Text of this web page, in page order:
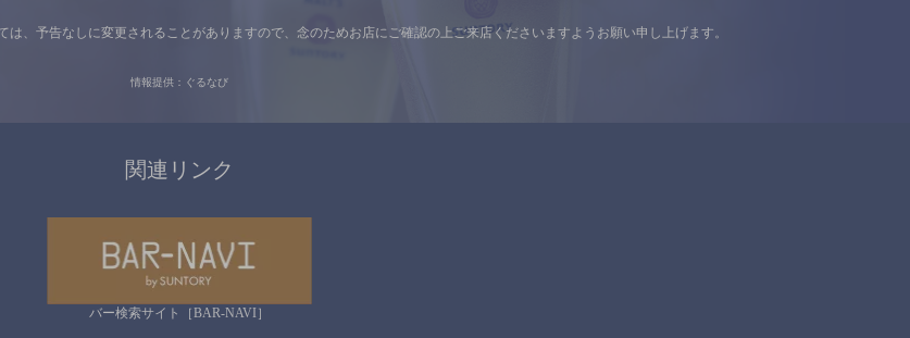
、 予告なしに変更されることがありますので、 念のためお店にご確認の上ご来店くださいますようお願い申し上げます。
情報提供：ぐるなび
関連リンク
バー検索サイト［BAR-NAVI］